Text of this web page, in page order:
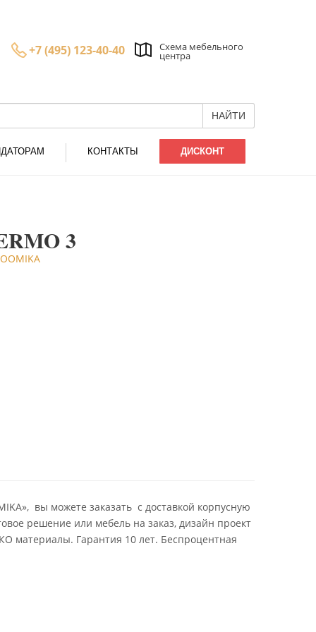
Схема мебельного
центра
+7 (495) 123-40-40
НАЙТИ
КОНТАКТЫ ДИСКОНТ
3
вы можете заказать с доставкой корпусную
решение или мебель на заказ, дизайн проект
материалы. Гарантия 10 лет. Беспроцентная